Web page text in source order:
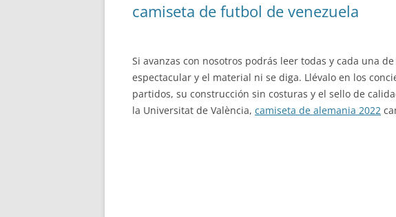
camiseta de futbol de venezuela
Si avanzas con nosotros podrás leer todas y cada una
espectacular y el material ni se diga. Llévalo en los
partidos, su construcción sin costuras y el sello de
la Universitat de València, camiseta de alemania 2022